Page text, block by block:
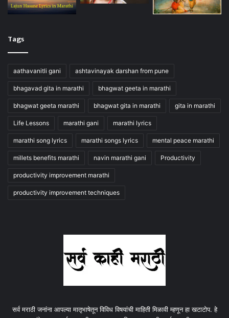
Tags
aathavanitli gani ashtavinayak darshan from pune
bhagavad gita in marathi bhagwat geeta in marathi
bhagwat geeta marathi bhagwat gita in marathi gita in marathi
Life Lessons marathi gani marathi lyrics
marathi song lyrics marathi songs lyrics mental peace marathi
millets benefits marathi navin marathi gani Productivity
productivity improvement marathi
productivity improvement techniques
सर्व मराठी जनांना आपल्या मातृभाषेतून विविध विषयांची माहिती मिळावी म्हणून हा खटाटोप. हे